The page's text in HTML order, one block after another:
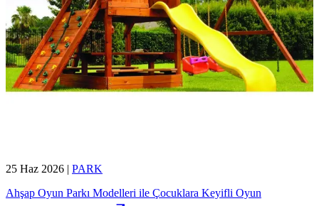
25 Haz 2026 | PARK
Ahşap Oyun Parkı Modelleri ile Çocuklara Keyifli Oyun